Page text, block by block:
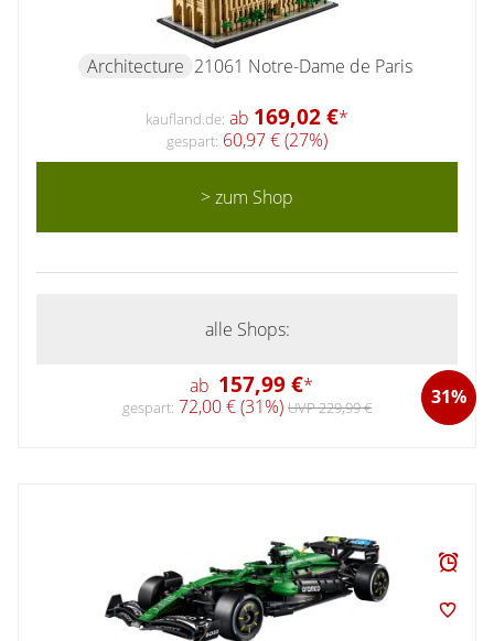
Architecture 21061 Notre-Dame de Paris
kaufland.de: ab 169,02 €*
gespart: 60,97 € (27%)
> zum Shop
alle Shops:
ab 157,99 €* 31%
gespart: 72,00 € (31%) UVP 229,99 €